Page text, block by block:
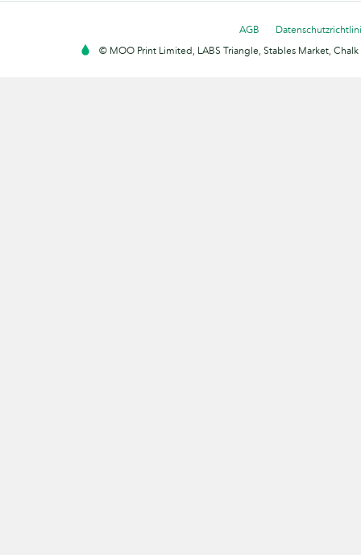
AGB
© MOO Print Limited, LABS Triangle, Stables Market,